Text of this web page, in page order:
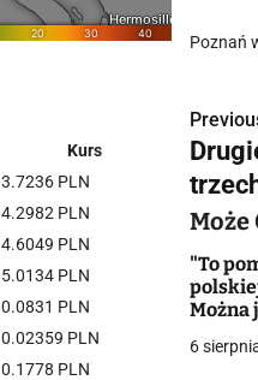
Poznań
N
a
w
i
g
a
Może
"To
Można
6
Kurs
3.7236 PLN
4.2982 PLN
4.6049 PLN
5.0134 PLN
0.0831 PLN
0.02359 PLN
0.1778 PLN